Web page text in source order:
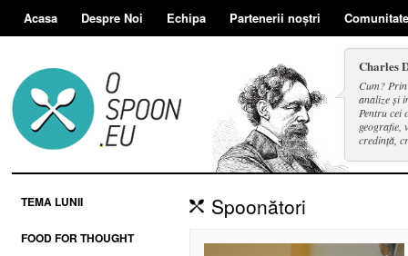
Acasa Despre Noi Echipa Partenerii noștri
Charles
Cum?
analize și
Pentru cei
geografie,
credință,
TEMA LUNII
FOOD FOR THOUGHT
Spoonători